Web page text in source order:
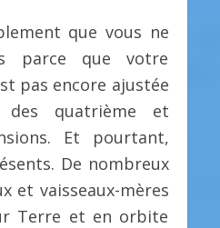
que vous ne
parce que votre
pas encore ajustée
des quatrième et
Et pourtant,
De nombreux
et vaisseaux-mères
Terre et en orbite